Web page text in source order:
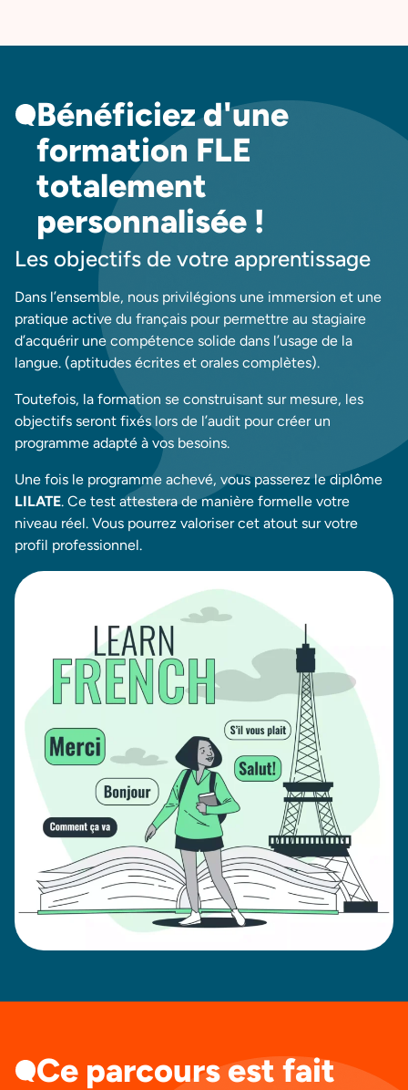
Bénéficiez d'une
formation FLE
totalement
personnalisée !
Les objectifs de votre apprentissage
Dans l’ensemble, nous privilégions une immersion et une
pratique active du français pour permettre au stagiaire
d’acquérir une compétence solide dans l’usage de la
langue. (aptitudes écrites et orales complètes).
Toutefois, la formation se construisant sur mesure, les
objectifs seront fixés lors de l’audit pour créer un
programme adapté à vos besoins.
Une fois le programme achevé, vous passerez le diplôme
LILATE. Ce test attestera de manière formelle votre
niveau réel. Vous pourrez valoriser cet atout sur votre
profil professionnel.
Ce parcours est fait